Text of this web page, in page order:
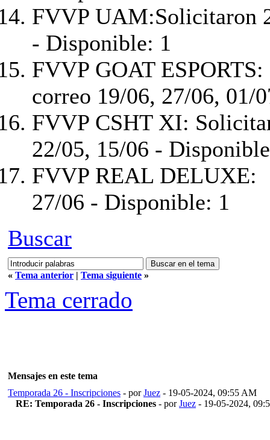
FVVP UAM:Solicitaron
- Disponible: 1
FVVP GOAT
correo 19/06, 27/06, 01/
FVVP CSHT XI:
22/05, 15/06 -
FVVP REAL DELUXE:
27/06 - Disponible: 1
Buscar
« Tema anterior | Tema siguiente »
Tema cerrado
Mensajes en este tema
Temporada 26 - Inscripciones - porJuez - 19-05-2024, 09:55 AM
RE: Temporada 26 - Inscripciones - porJuez - 19-05-2024,